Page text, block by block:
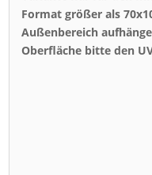
Format größer als
Außenbereich
Oberfläche bitte den